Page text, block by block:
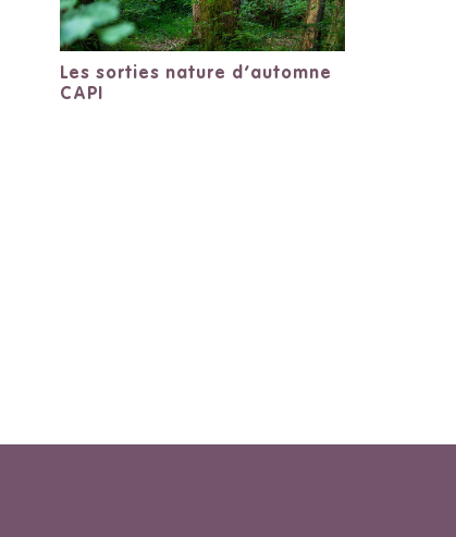
Les sorties nature d’automne
CAPI